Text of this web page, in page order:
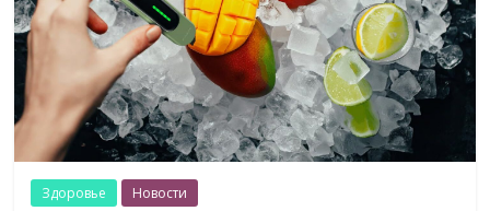
Здоровье Новости